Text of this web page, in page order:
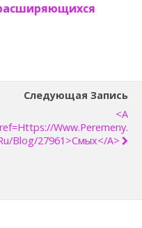
Следующая Запись
<a
www.peremeny.
blog/27961>Смых</a>